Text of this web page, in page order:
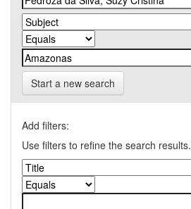
Start a new search
Add filters:
Use filters to refine the search results.